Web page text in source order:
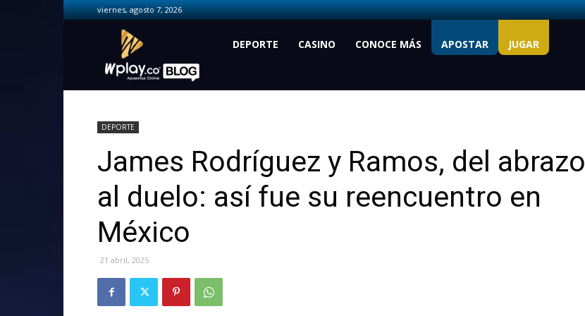
viernes, agosto 7, 2026
Wplay.co
DEPORTE CASINO CONOCE MÁS APOSTAR JUGAR
DEPORTE
James Rodríguez y Ramos, del abrazo
al duelo: así fue su reencuentro en
México
21 abril, 2025